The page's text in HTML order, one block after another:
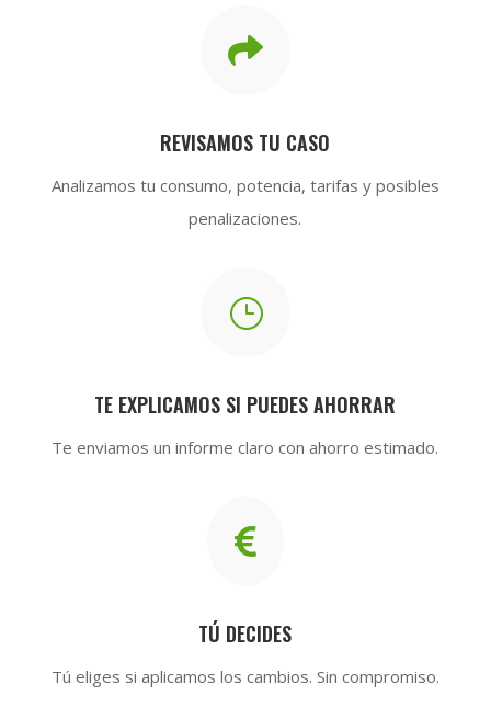

REVISAMOS TU CASO
Analizamos tu consumo, potencia, tarifas y posibles
penalizaciones.
}
TE EXPLICAMOS SI PUEDES AHORRAR
Te enviamos un informe claro con ahorro estimado.

TÚ DECIDES
Tú eliges si aplicamos los cambios. Sin compromiso.